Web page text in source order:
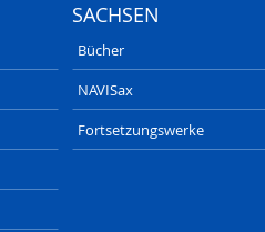
SACHSEN
Bücher
NAVISax
Fortsetzungswerke